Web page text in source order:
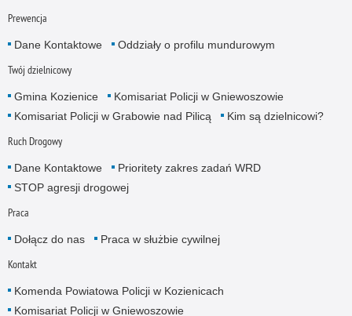
Prewencja
Dane Kontaktowe Oddziały o profilu mundurowym
Twój dzielnicowy
Gmina Kozienice
Komisariat Policji w Gniewoszowie
Komisariat Policji w Grabowie nad Pilicą
Kim są dzielnicowi?
Ruch Drogowy
Dane Kontaktowe
Prioritety zakres zadań WRD
STOP agresji drogowej
Praca
Dołącz do nas Praca w służbie cywilnej
Kontakt
Komenda Powiatowa Policji w Kozienicach
Komisariat Policji w Gniewoszowie